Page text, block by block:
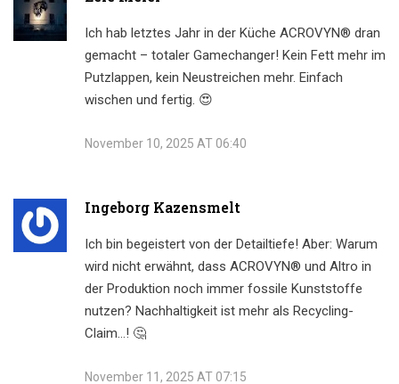
Ich hab letztes Jahr in der Küche ACROVYN® dran
gemacht – totaler Gamechanger! Kein Fett mehr im
Putzlappen, kein Neustreichen mehr. Einfach
wischen und fertig. 😍
November 10, 2025 AT 06:40
Ingeborg Kazensmelt
Ich bin begeistert von der Detailtiefe! Aber: Warum
wird nicht erwähnt, dass ACROVYN® und Altro in
der Produktion noch immer fossile Kunststoffe
nutzen? Nachhaltigkeit ist mehr als Recycling-
Claim…! 🤔
November 11, 2025 AT 07:15